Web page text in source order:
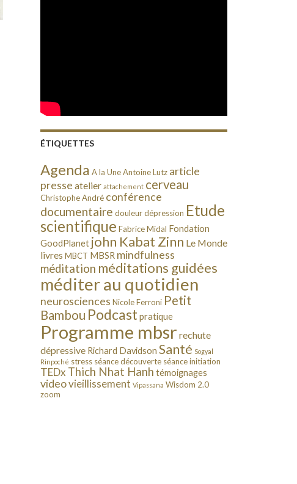
ÉTIQUETTES
Agenda A la UneAntoine Lutz article
presse atelier attachement cerveau
Christophe André conférence
documentaire douleurdépression Etude
scientifique Fabrice Midal Fondation
GoodPlanet john Kabat Zinn Le Monde
livres MBCT MBSR mindfulness
méditation méditations guidées
méditer au quotidien
neurosciences Nicole Ferroni Petit
Bambou Podcast pratique
Programme mbsr rechute
dépressive Richard Davidson Santé Sogyal
Rinpoché stress séance découverte séance initiation
TEDx Thich Nhat Hanh témoignages
videovieillissement Vipassana Wisdom 2.0
zoom